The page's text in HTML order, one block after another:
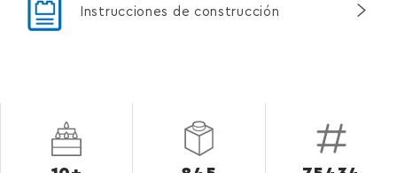
Instrucciones de construcción